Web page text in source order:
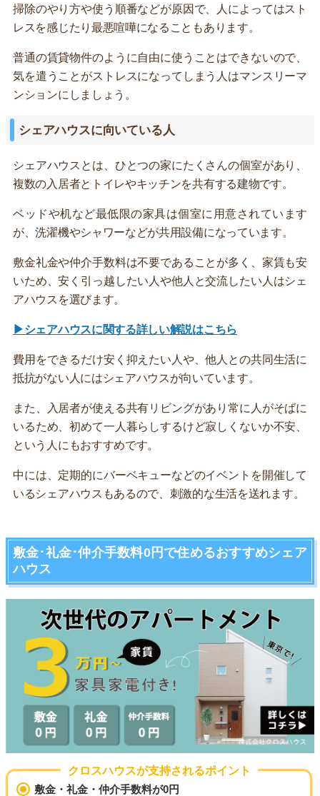
掃除のやり方や使う順番などが原因で、人によってはスト
レスを感じたり最悪喧嘩になることもあります。
普通の賃貸物件のように自由に使うことはできないので、
気を遣うことがストレスになってしまう人はマンスリーマ
ンションにしましょう。
シェアハウスに向いている人
シェアハウスとは、ひとつの家にたくさんの個室があり、
複数の入居者とトイレやキッチンを共有する建物です。
ベッドや机など最低限の家具は個室に用意されています
が、洗濯機やシャワーなどが共用設備になっています。
敷金礼金や仲介手数料は不要であることが多く、家賃も安
いため、安く引っ越したい人や他人と交流したい人はシェ
アハウスを選びます。
▶シェアハウスに関する詳しい解説はこちら
費用をできるだけ安く抑えたい人や、他人との共同生活に
抵抗がない人にはシェアハウスが向いています。
また、入居者が使える共有リビングがあり常に人がそばに
いるため、初めて一人暮らしするけど寂しくないか不安、
という人にもおすすめです。
中には、定期的にバーベキューなどのイベントを開催して
いるシェアハウスもあるので、刺激的な生活を送れます。
敷金･礼金･仲介手数料0円で住めるおすすめシェア
ハウス
クロスハウスが支持されるポイント
敷金・礼金・仲介手数料が0円